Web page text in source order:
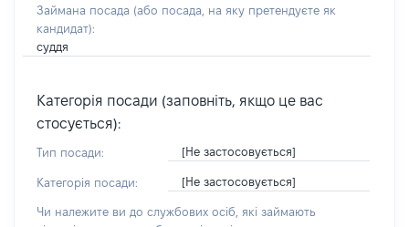
Займана посада (або посада, на яку претендуєте як
кандидат):
суддя
Категорія посади (заповніть, якщо це вас
стосується):
Тип посади: [Не застосовується]
Категорія посади: [Не застосовується]
Чи належите ви до службових осіб, які займають